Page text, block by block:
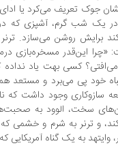
جوک تعریف می‌کرد یا
در یک شب گرم، آشپزی که در
برایش روشن می‌سازد. ترنر
«چرا این‌قدر مسخره‌بازی
می‌افتی؟ کسی بهت یاد نداده
خود پی می‌برد و مستعد
سازوکاری وجود داشت که
سخت، الوود به
و ترنر به شرم و خشمی
وایتهد به یک گناه